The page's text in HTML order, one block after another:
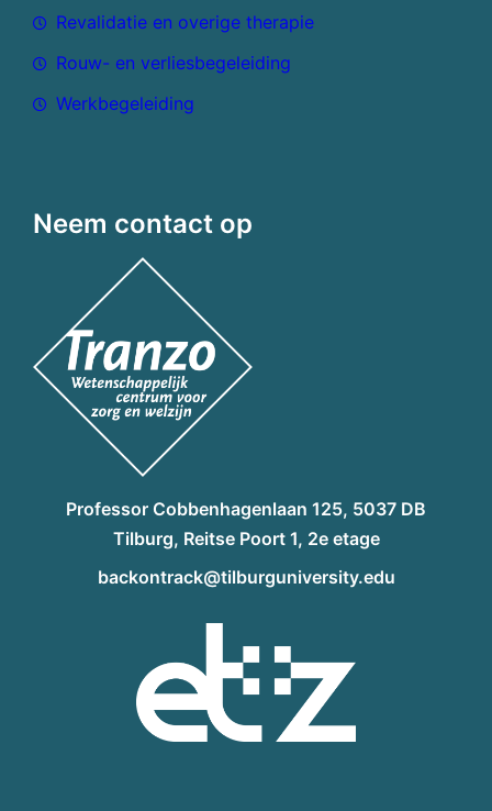
Revalidatie en overige therapie
Rouw- en verliesbegeleiding
Werkbegeleiding
Neem contact op
Professor Cobbenhagenlaan 125, 5037 DB
Tilburg, Reitse Poort 1, 2e etage
backontrack@tilburguniversity.edu